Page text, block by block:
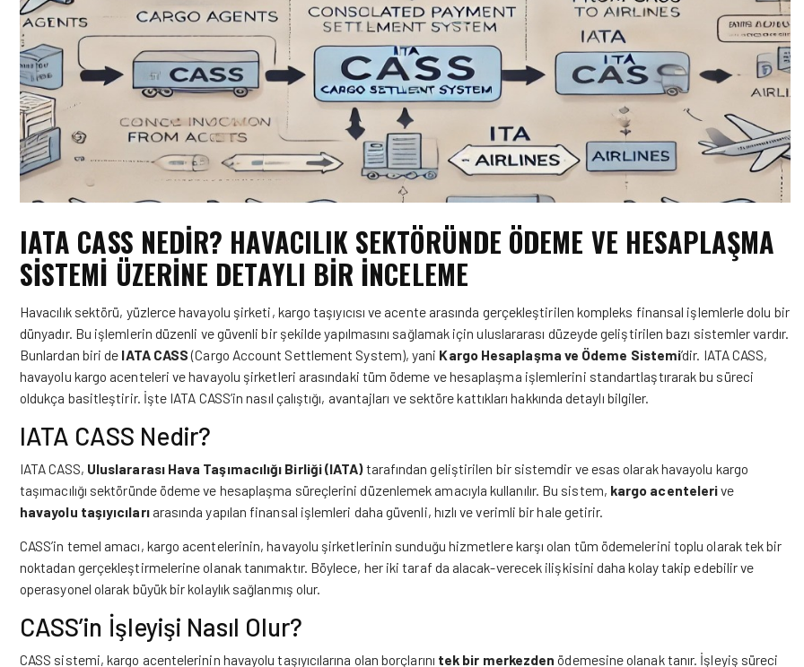
IATA CASS NEDIR? HAVACILIK SEKTÖRÜNDE ÖDEME VE HESAPLAŞMA
SISTEMI ÜZERINE DETAYLI BIR İNCELEME
Havacılık sektörü, yüzlerce havayolu şirketi, kargo taşıyıcısı ve acente arasında gerçekleştirilen kompleks finansal işlemlerle dolu bir
dünyadır. Bu işlemlerin düzenli ve güvenli bir şekilde yapılmasını sağlamak için uluslararası düzeyde geliştirilen bazı sistemler vardır.
Bunlardan biri de IATA CASS(Cargo Account Settlement System), yani Kargo Hesaplaşma ve Ödeme Sistemi’dir. IATA CASS,
havayolu kargo acenteleri ve havayolu şirketleri arasındaki tüm ödeme ve hesaplaşma işlemlerini standartlaştırarak bu süreci
oldukça basitleştirir. İşte IATA CASS’in nasıl çalıştığı, avantajları ve sektöre kattıkları hakkında detaylı bilgiler.
IATA CASS Nedir?
IATA CASS, Uluslararası Hava Taşımacılığı Birliği (IATA)tarafından geliştirilen bir sistemdir ve esas olarak havayolu kargo
taşımacılığı sektöründe ödeme ve hesaplaşma süreçlerini düzenlemek amacıyla kullanılır. Bu sistem, kargo acentelerive
havayolu taşıyıcılarıarasında yapılan finansal işlemleri daha güvenli, hızlı ve verimli bir hale getirir.
CASS’in temel amacı, kargo acentelerinin, havayolu şirketlerinin sunduğu hizmetlere karşı olan tüm ödemelerini toplu olarak tek bir
noktadan gerçekleştirmelerine olanak tanımaktır. Böylece, her iki taraf da alacak-verecek ilişkisini daha kolay takip edebilir ve
operasyonel olarak büyük bir kolaylık sağlanmış olur.
CASS’in İşleyişi Nasıl Olur?
CASS sistemi, kargo acentelerinin havayolu taşıyıcılarına olan borçlarını tek bir merkezden ödemesine olanak tanır. İşleyiş süreci